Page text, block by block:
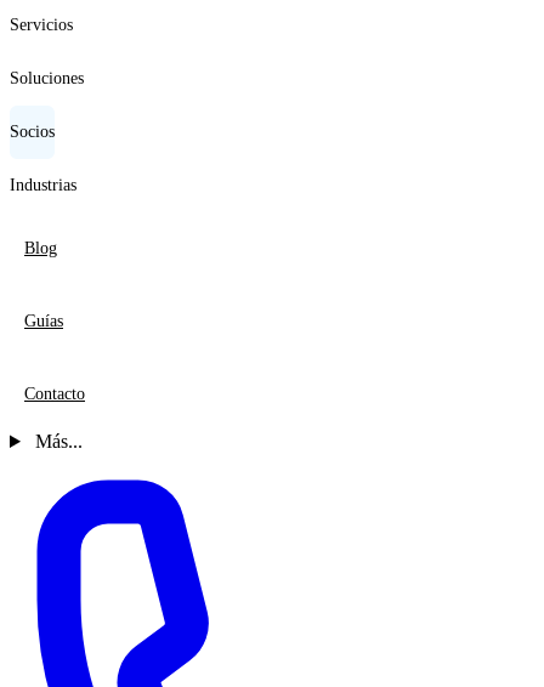
Servicios
Soluciones
Socios
Industrias
Blog
Guías
Contacto
Más...